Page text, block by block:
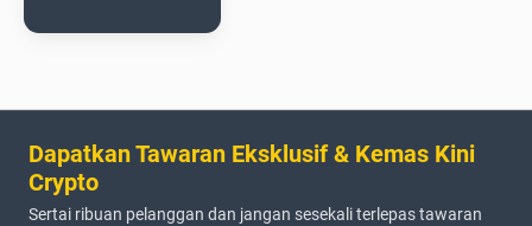
Dapatkan Tawaran Eksklusif & Kemas Kini
Crypto
Sertai ribuan pelanggan dan jangan sesekali terlepas tawaran